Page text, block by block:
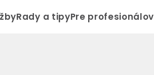
Rady a tipyPre profesionálov